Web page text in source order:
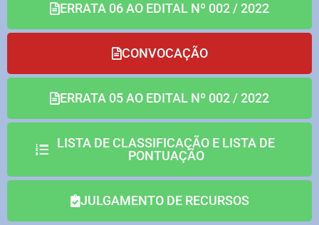
ERRATA 06 AO EDITAL Nº 002 / 2022
CONVOCAÇÃO
ERRATA 05 AO EDITAL Nº 002 / 2022
LISTA DE CLASSIFICAÇÃO E LISTA DE
PONTUAÇÃO
JULGAMENTO DE RECURSOS